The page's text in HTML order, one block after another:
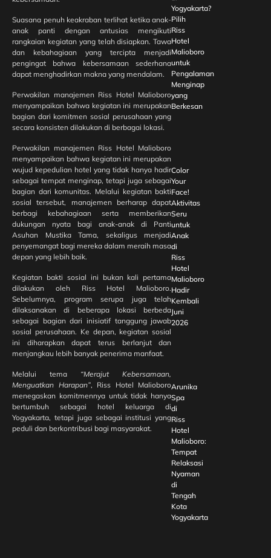
Suasana penuh keakraban terlihat ketika anak-
anak panti dengan antusias mengikuti
rangkaian kegiatan yang telah disiapkan. Tawa
dan kebahagiaan yang tercipta menjadi
pengingat bahwa kebersamaan sederhana
dapat menghadirkan makna yang mendalam.
Perwakilan manajemen Riss Hotel Malioboro
menyampaikan bahwa kegiatan ini merupakan
bagian dari komitmen sosial perusahaan yang
secara konsisten dilakukan di berbagai lokasi.
Perwakilan manajemen Riss Hotel Malioboro
menyampaikan bahwa kegiatan ini merupakan
wujud kepedulian hotel yang tidak hanya hadir
sebagai tempat menginap, tetapi juga sebagai
bagian dari komunitas. Melalui kegiatan bakti
sosial tersebut, manajemen berharap dapat
berbagi kebahagiaan serta memberikan
dukungan nyata bagi anak-anak di Panti
Asuhan Mustika Tama, sekaligus menjadi
penyemangat bagi mereka dalam meraih masa
depan yang lebih baik.
Kegiatan bakti sosial ini bukan kali pertama
dilakukan oleh Riss Hotel Malioboro.
Sebelumnya, program serupa juga telah
dilaksanakan di beberapa lokasi berbeda
sebagai bagian dari inisiatif tanggung jawab
sosial perusahaan. Ke depan, kegiatan sosial
ini diharapkan dapat terus berlanjut dan
menjangkau lebih banyak penerima manfaat.
Melalui tema “Merajut Kebersamaan,
Menguatkan Harapan”, Riss Hotel Malioboro
menegaskan komitmennya untuk tidak hanya
bertumbuh sebagai hotel keluarga di
Yogyakarta, tetapi juga sebagai institusi yang
peduli dan berkontribusi bagi masyarakat.
Yogyakarta?
Pilih
Riss
Hotel
Malioboro
untuk
Pengalaman
Menginap
yang
Berkesan
Color
Your
Face!
Aktivitas
Seru
untuk
Anak
di
Riss
Hotel
Malioboro
Hadir
Kembali
Juni
2026
Arunika
Spa
di
Riss
Hotel
Malioboro:
Tempat
Relaksasi
Nyaman
di
Tengah
Kota
Yogyakarta